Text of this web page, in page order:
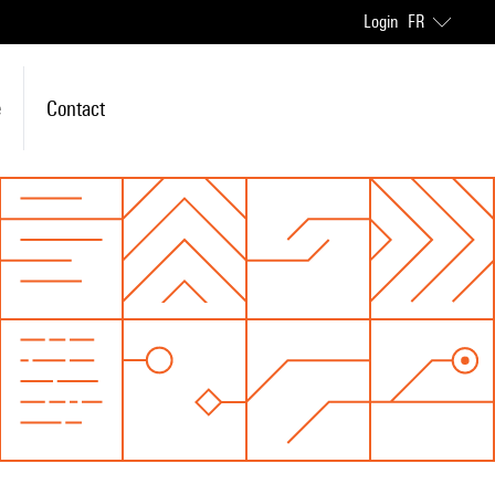
Login FR
Contact